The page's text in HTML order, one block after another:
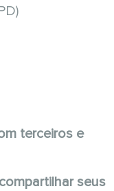
terceiros e
seus